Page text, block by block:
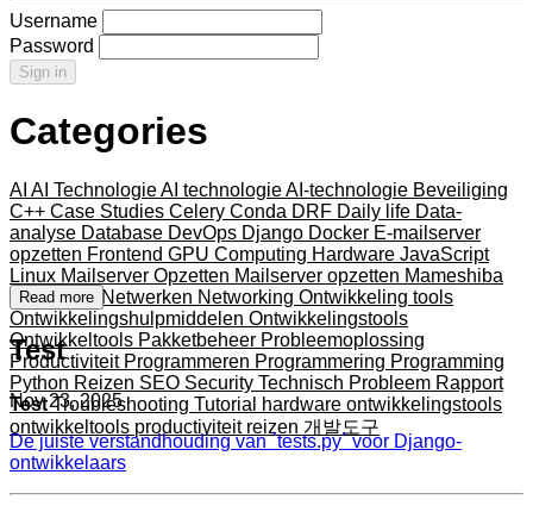
Username
Password
Sign in
Categories
AI AI TechnologieAI technologieAI-technologie Beveiliging
C++ Case Studies Celery Conda DRF Daily life Data-
analyse Database DevOps Django Docker E-mailserver
opzetten Frontend GPU Computing Hardware JavaScript
Linux Mailserver Opzetten Mailserver opzetten Mameshiba
Mikihands Netwerken Networking Ontwikkeling tools
Ontwikkelingshulpmiddelen Ontwikkelingstools
Ontwikkeltools Pakketbeheer Probleemoplossing
Productiviteit Programmeren Programmering Programming
Python Reizen SEO Security Technisch Probleem Rapport
TestTroubleshooting Tutorial hardware ontwikkelingstools
ontwikkeltools productiviteit reizen 개발도구
Read more
Test
Nov 23, 2025
De juiste verstandhouding van `tests.py` voor Django-
ontwikkelaars